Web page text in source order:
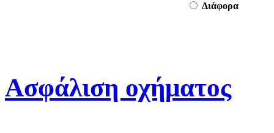
Διάφορα
Ασφάλιση οχήματος